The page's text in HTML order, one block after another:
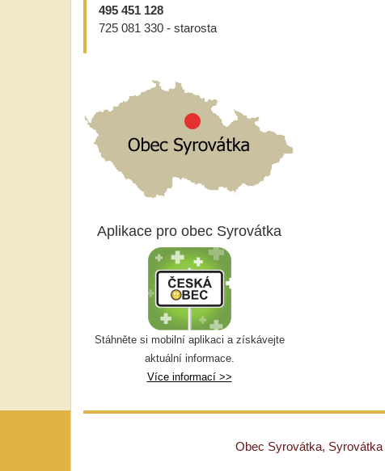
495 451 128
725 081 330 - starosta
Aplikace pro obec Syrovátka
Stáhněte si mobilní aplikaci a získávejte
aktuální informace.
Více informací >>
Obec Syrovátka,